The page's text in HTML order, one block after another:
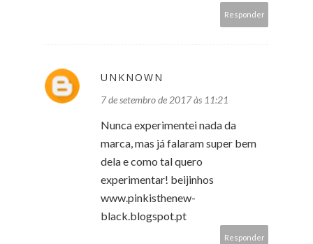
Responder
UNKNOWN
7 de setembro de 2017 às 11:21
Nunca experimentei nada da
marca, mas já falaram super bem
dela e como tal quero
experimentar! beijinhos
www.pinkisthenew-
black.blogspot.pt
Responder